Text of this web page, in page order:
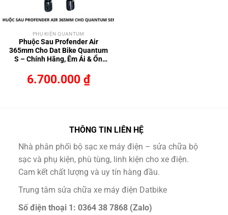
PHỤ KIỆN QUANTUM
Phuộc Sau Profender Air
365mm Cho Dat Bike Quantum
S – Chính Hãng, Êm Ái & Ổn
6.700.000 ₫
THÔNG TIN LIÊN HỆ
Nhà phân phối bộ sạc xe máy điện – sửa chữa bộ
sạc và phụ kiện, phù tùng, linh kiện cho xe điện.
Cam kết chất lượng và uy tín hàng đầu.
Trung tâm sửa chữa xe máy điện Datbike
Số điện thoại 1: 0364 38 7868 (Zalo)